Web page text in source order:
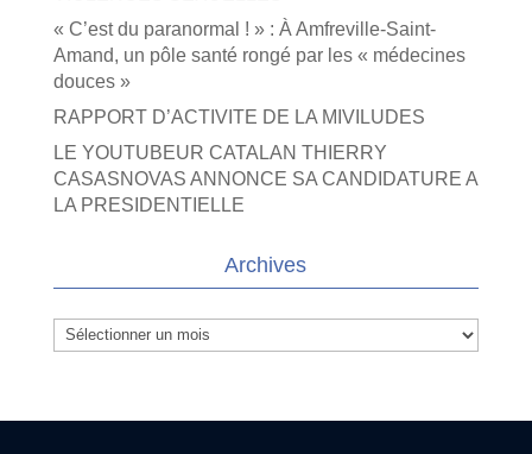
« C’est du paranormal ! » : À Amfreville-Saint-
Amand, un pôle santé rongé par les « médecines
douces »
RAPPORT D’ACTIVITE DE LA MIVILUDES
LE YOUTUBEUR CATALAN THIERRY
CASASNOVAS ANNONCE SA CANDIDATURE A
LA PRESIDENTIELLE
Archives
Archives